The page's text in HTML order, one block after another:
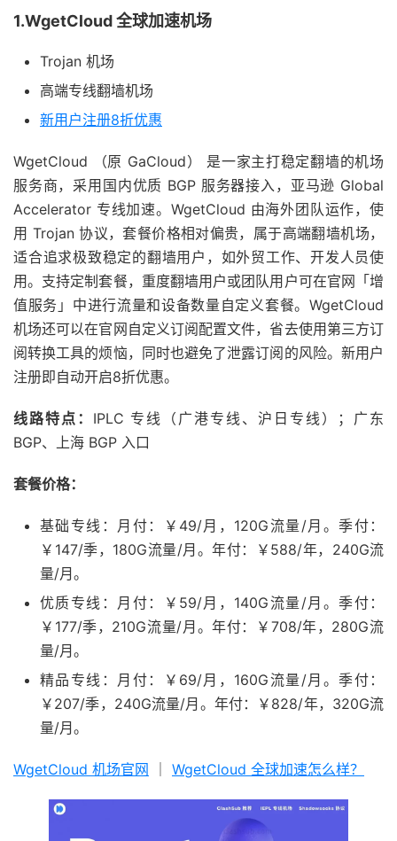
1.WgetCloud 全球加速机场
Trojan 机场
高端专线翻墙机场
新用户注册8折优惠
WgetCloud （原 GaCloud） 是一家主打稳定翻墙的机场
服务商，采用国内优质 BGP 服务器接入，亚马逊 Global
Accelerator 专线加速。WgetCloud 由海外团队运作，使
用 Trojan 协议，套餐价格相对偏贵，属于高端翻墙机场，
适合追求极致稳定的翻墙用户，如外贸工作、开发人员使
用。支持定制套餐，重度翻墙用户或团队用户可在官网「增
值服务」中进行流量和设备数量自定义套餐。WgetCloud
机场还可以在官网自定义订阅配置文件，省去使用第三方订
阅转换工具的烦恼，同时也避免了泄露订阅的风险。新用户
注册即自动开启8折优惠。
线路特点： IPLC 专线（广港专线、沪日专线）；广东
BGP、上海 BGP 入口
套餐价格：
基础专线：月付：￥49/月，120G流量/月。季付：
￥147/季，180G流量/月。年付：￥588/年，240G流
量/月。
优质专线：月付：￥59/月，140G流量/月。季付：
￥177/季，210G流量/月。年付：￥708/年，280G流
量/月。
精品专线：月付：￥69/月，160G流量/月。季付：
￥207/季，240G流量/月。年付：￥828/年，320G流
量/月。
WgetCloud 机场官网 WgetCloud 全球加速怎么样？